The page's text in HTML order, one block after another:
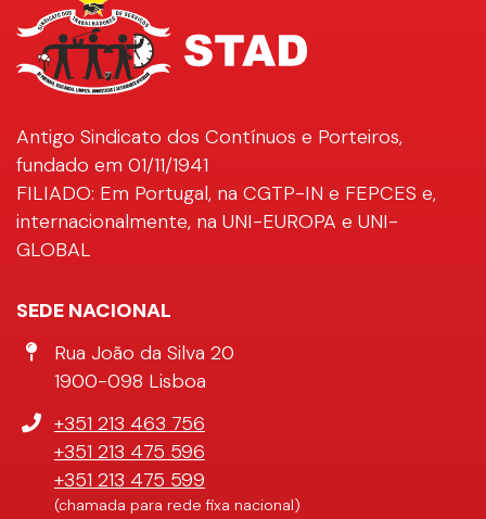
Antigo Sindicato dos Contínuos e Porteiros,
fundado em 01/11/1941
FILIADO: Em Portugal, na CGTP-IN e FEPCES e,
internacionalmente, na UNI-EUROPA e UNI-
GLOBAL
SEDE NACIONAL
Morada
Rua João da Silva 20
1900-098 Lisboa
Telefone
+351 213 463 756
+351 213 475 596
+351 213 475 599
(chamada para rede fixa nacional)